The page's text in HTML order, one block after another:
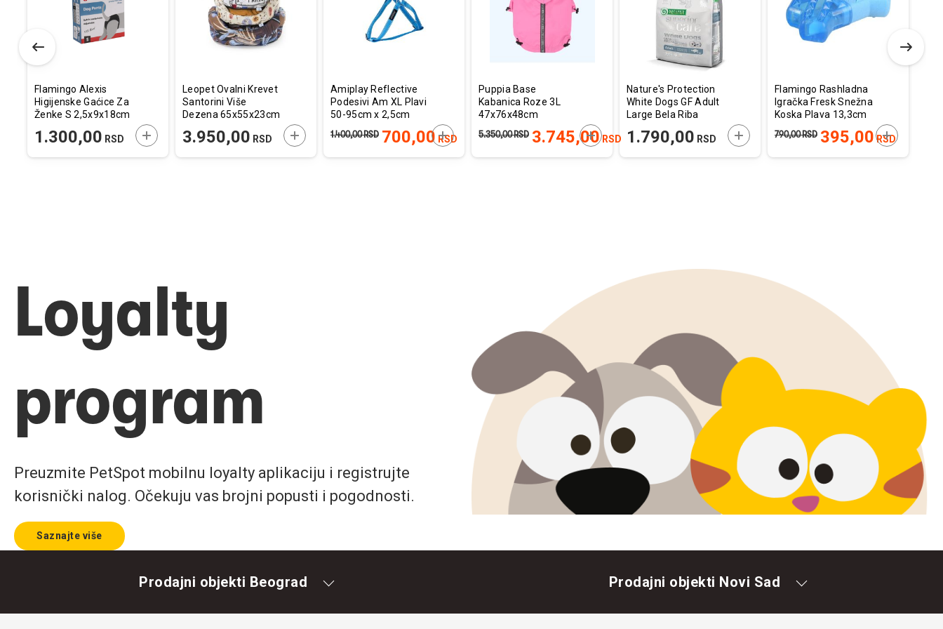
U KORPU
Flamingo Alexis
Higijenske Gaćice Za
Ženke S 2,5x9x18cm
1.300,00 RSD DODAJTE U KORPU
Leopet Ovalni Krevet
Santorini Više
Dezena 65x55x23cm
3.950,00 RSD DODAJTE U KORPU
Amiplay Reflective
Podesivi Am XL Plavi
50-95cm x 2,5cm
700,00 RSD
1.400,00RSD DODAJTE U KORPU
Puppia Base
Kabanica Roze 3L
47x76x48cm
3.745,00RSD
5.350,00RSD DODAJTE U KORPU
Nature's Protection
White Dogs GF Adult
Large Bela Riba
1.790,00 RSD DODAJTE U KORPU
Flamingo Rashladna
Igračka Fresk Snežna
Koska Plava 13,3cm
395,00RSD
790,00RSD DODAJTE U
želja
Loyalty
program
Preuzmite PetSpot mobilnu loyalty aplikaciju i registrujte
korisnički nalog. Očekuju vas brojni popusti i pogodnosti.
Saznajte više
Prodajni objekti Beograd Prodajni objekti Novi Sad